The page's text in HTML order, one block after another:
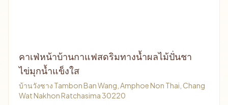
คาเฟ่หน้าบ้านกาแฟสดริมทางน้ำผลไม้ปั่นชา
ไข่มุกน้ำแข็งใส
บ้านวังซาง Tambon Ban Wang, Amphoe Non Thai, Chang
Wat Nakhon Ratchasima 30220